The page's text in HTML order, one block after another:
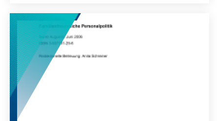
einem Scherbenhaufen zu stehen?